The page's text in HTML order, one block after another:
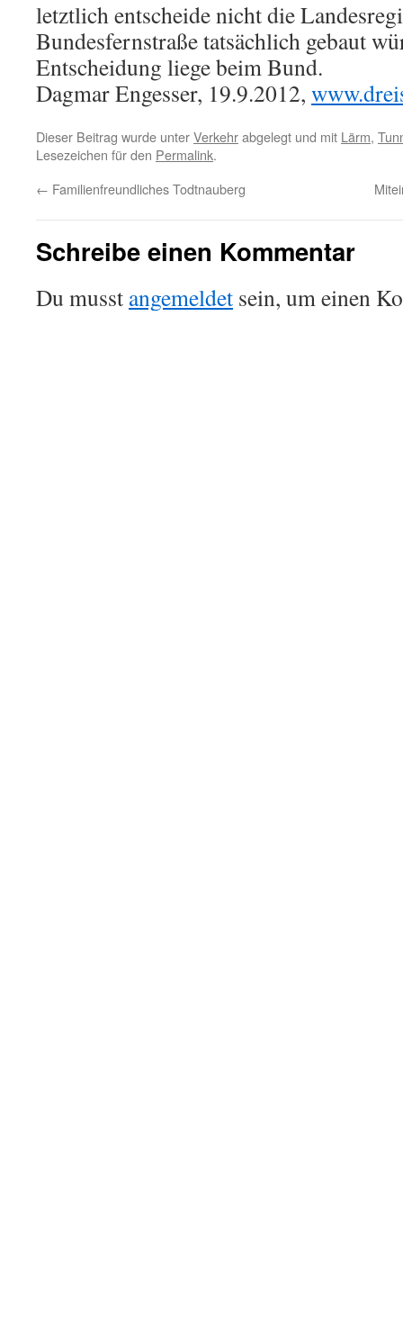
letztlich entscheide nicht die
Bundesfernstraße tatsächlich gebaut
Entscheidung liege beim Bund.
Dagmar Engesser, 19.9.2012,
Dieser Beitrag wurde unterVerkehrabgelegt und mit Lärm,
Lesezeichen für den Permalink.
← Familienfreundliches Todtnauberg
Schreibe einen Kommentar
Du musst angemeldet sein, um einen